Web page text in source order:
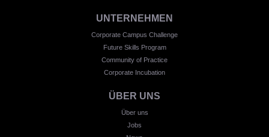
UNTERNEHMEN
Corporate Campus Challenge
Future Skills Program
Community of Practice
Corporate Incubation
ÜBER UNS
Über uns
Jobs